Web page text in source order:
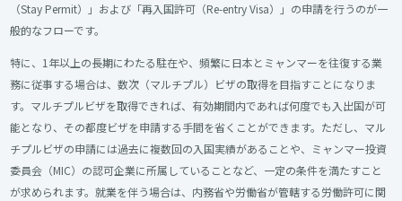
（Stay Permit）」および「再入国許可（Re-entry Visa）」の申請を行うのが一
般的なフローです。
特に、1年以上の長期にわたる駐在や、頻繁に日本とミャンマーを往復する業
務に従事する場合は、数次（マルチプル）ビザの取得を目指すことになりま
す。マルチプルビザを取得できれば、有効期間内であれば何度でも入出国が可
能となり、その都度ビザを申請する手間を省くことができます。ただし、マル
チプルビザの申請には過去に複数回の入国実績があることや、ミャンマー投資
委員会（MIC）の認可企業に所属していることなど、一定の条件を満たすこと
が求められます。就業を伴う場合は、内務省や労働省が管轄する労働許可に関